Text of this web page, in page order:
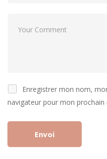
Enregistrer mon nom,
navigateur pour mon prochain